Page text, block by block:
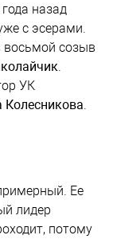
назад
с эсерами.
восьмой созыв
УК
Колесникова
Ее
лидер
потому